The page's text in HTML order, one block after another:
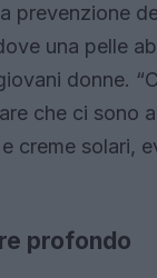
prevenzione
una pelle
donne.
che ci sono
creme solari,
profondo